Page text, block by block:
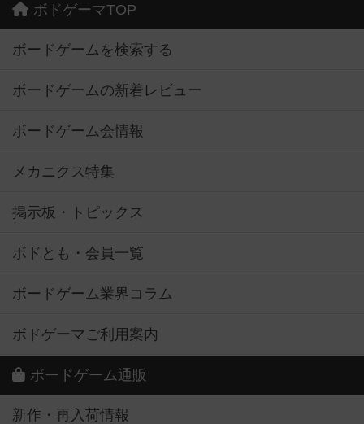
ボドゲーマTOP
ボードゲームを検索する
ボードゲームの新着レビュー
ボードゲーム会情報
メカニクス特集
掲示板・トピックス
ボドとも・会員一覧
ボードゲーム業界コラム
ボドゲーマご利用案内
ボードゲーム通販
新作・再入荷情報